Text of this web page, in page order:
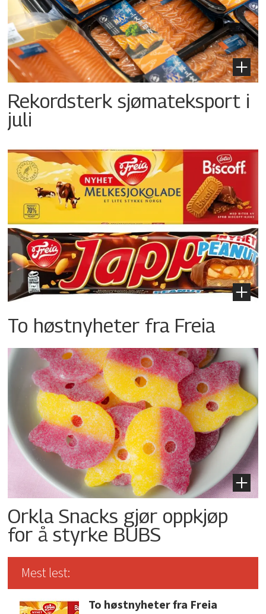
Rekordsterk sjømateksport i
juli
To høstnyheter fra Freia
Orkla Snacks gjør oppkjøp
for å styrke BUBS
Mest lest:
To høstnyheter fra Freia